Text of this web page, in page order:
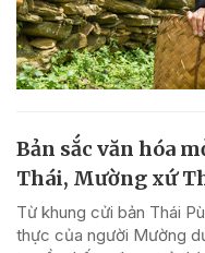
Bản sắc văn hóa
Thái, Mường xứ
Từ khung cửi bản Thái
thực của người Mường